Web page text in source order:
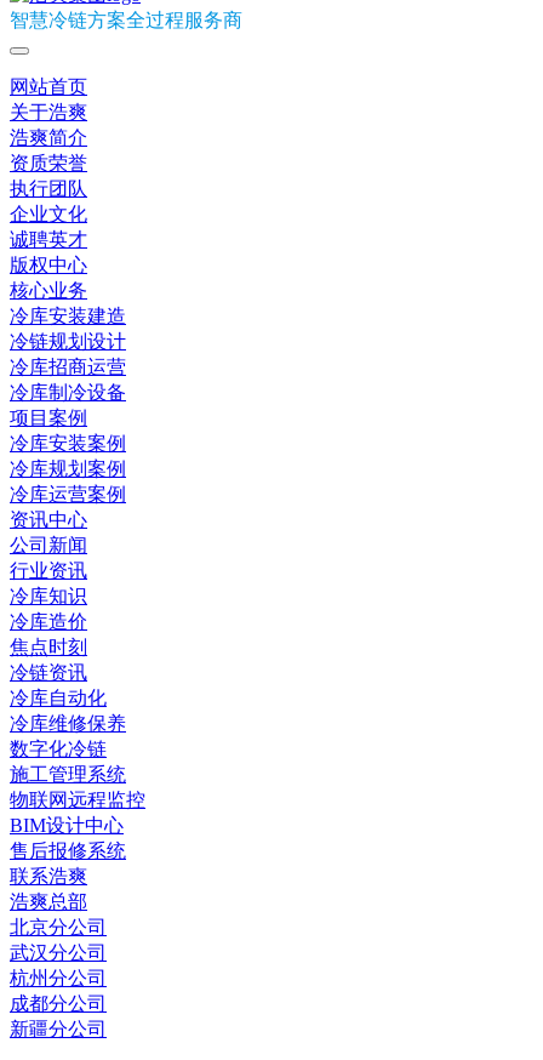
智慧冷链方案全过程服务商
网站首页
关于浩爽
浩爽简介
资质荣誉
执行团队
企业文化
诚聘英才
版权中心
核心业务
冷库安装建造
冷链规划设计
冷库招商运营
冷库制冷设备
项目案例
冷库安装案例
冷库规划案例
冷库运营案例
资讯中心
公司新闻
行业资讯
冷库知识
冷库造价
焦点时刻
冷链资讯
冷库自动化
冷库维修保养
数字化冷链
施工管理系统
物联网远程监控
BIM设计中心
售后报修系统
联系浩爽
浩爽总部
北京分公司
武汉分公司
杭州分公司
成都分公司
新疆分公司